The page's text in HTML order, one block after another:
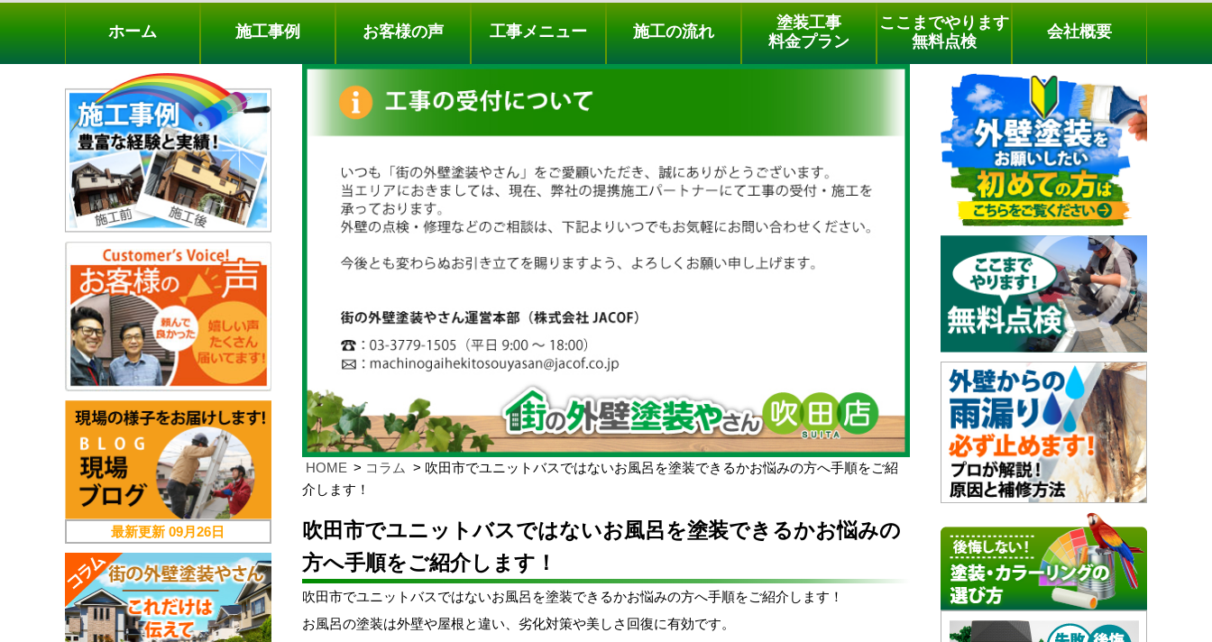
料金プラン 無料点検
電話でのご相談
[9時～18時まで受付中]
phone
ホーム 施工事例 お客様の声 工事メニュー 施工の流れ
塗装工事
料金プラン
ここまでやります
無料点検
会社概要
HOME コラム
吹田市でユニットバスではないお風呂を塗装できるかお悩みの方へ手順をご紹
介します！
吹田市でユニットバスではないお風呂を塗装できるかお悩みの
方へ手順をご紹介します！
吹田市でユニットバスではないお風呂を塗装できるかお悩みの方へ手順をご紹介します！
お風呂の塗装は外壁や屋根と違い、劣化対策や美しさ回復に有効です。
最新更新09月26日